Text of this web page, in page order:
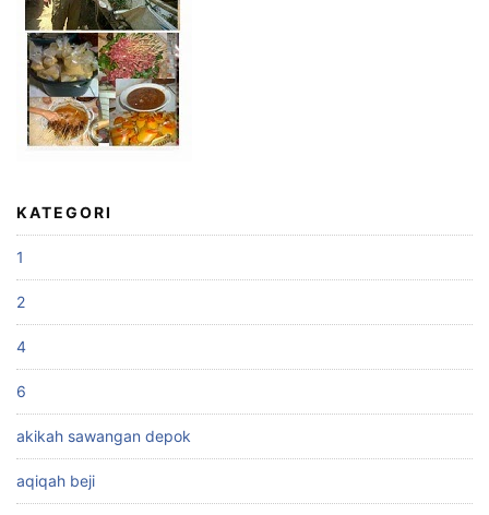
KATEGORI
1
2
4
6
akikah sawangan depok
aqiqah beji